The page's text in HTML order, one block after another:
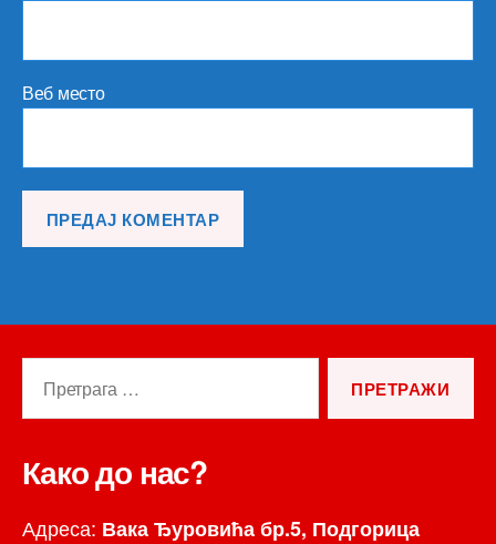
Веб место
Како до нас?
Адреса: Вака Ђуровића бр.5, Подгорица